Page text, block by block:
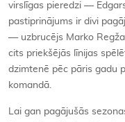
virslīgas pieredzi —
pastiprinājums ir divi
— uzbrucējs Marko
cits priekšējās līnijas
dzimtenē pēc pāris gadu
komandā.
Lai gan pagājušās